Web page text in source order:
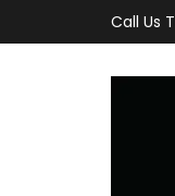
au
Call Us